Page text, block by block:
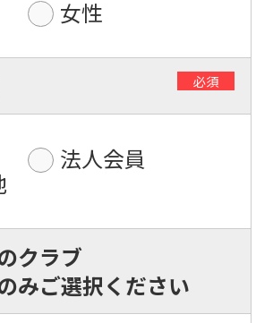
女性
必須
法人会員
クラブ
みご選択ください
For
foreigners
Central
official
website
is
automatically